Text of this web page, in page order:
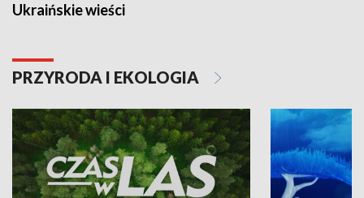
Ukraińskie wieści
PRZYRODA I EKOLOGIA